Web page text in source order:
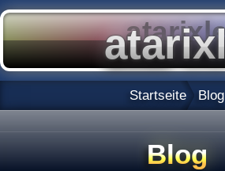
Startseite Blog
Blog